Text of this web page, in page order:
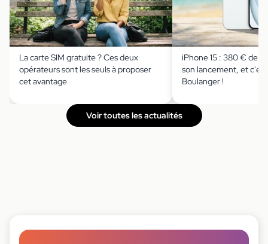
La carte SIM gratuite ? Ces deux
opérateurs sont les seuls à proposer
cet avantage
iPhone 15 : 380 € de
son lancement, et
Boulanger !
Voir toutes les actualités